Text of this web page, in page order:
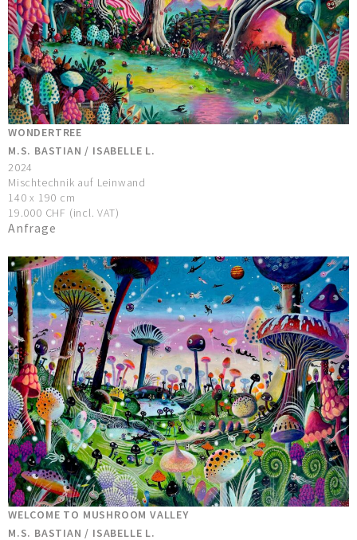
WONDERTREE
M.S. BASTIAN / ISABELLE L.
2024
Mischtechnik auf Leinwand
140 x 190 cm
19.000 CHF (incl. VAT)
Anfrage
WELCOME TO MUSHROOM VALLEY
M.S. BASTIAN / ISABELLE L.